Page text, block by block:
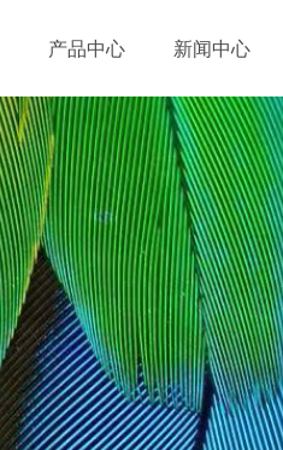
产品中心 新闻中心